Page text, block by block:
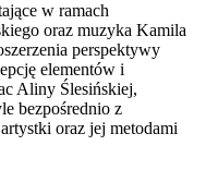
w ramach
oraz muzyka Kamila
perspektywy
elementów i
Aliny Ślesińskiej,
bezpośrednio z
oraz jej metodami